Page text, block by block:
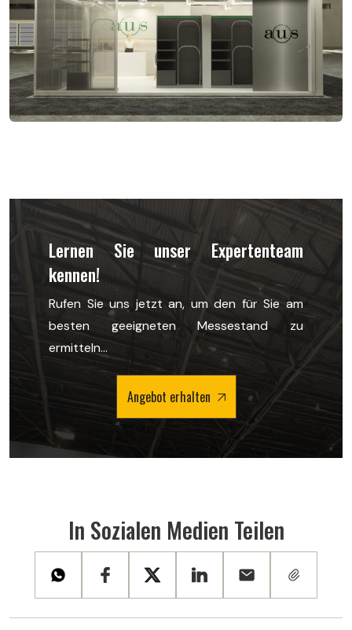
Lernen Sie unser Expertenteam
kennen!
Rufen Sie uns jetzt an, um den für Sie am
besten geeigneten Messestand zu
ermitteln...
Angebot erhalten
In Sozialen Medien Teilen